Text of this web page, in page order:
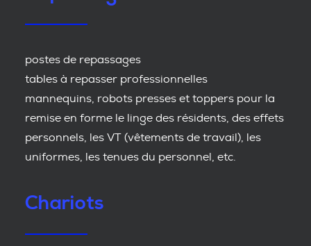
postes de repassages
tables à repasser professionnelles
mannequins, robots presses et toppers pour la
remise en forme le linge des résidents, des effets
personnels, les VT (vêtements de travail), les
uniformes, les tenues du personnel, etc.
Chariots